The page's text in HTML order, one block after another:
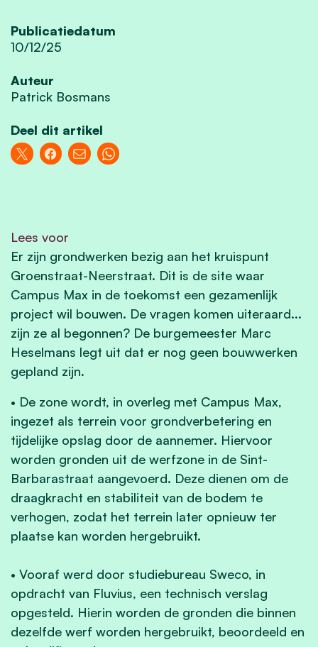
Publicatiedatum
10/12/25
Auteur
Patrick Bosmans
Deel dit artikel
Lees voor
Er zijn grondwerken bezig aan het kruispunt
Groenstraat-Neerstraat. Dit is de site waar
Campus Max in de toekomst een gezamenlijk
project wil bouwen. De vragen komen uiteraard...
zijn ze al begonnen? De burgemeester Marc
Heselmans legt uit dat er nog geen bouwwerken
gepland zijn.
• De zone wordt, in overleg met Campus Max,
ingezet als terrein voor grondverbetering en
tijdelijke opslag door de aannemer. Hiervoor
worden gronden uit de werfzone in de Sint-
Barbarastraat aangevoerd. Deze dienen om de
draagkracht en stabiliteit van de bodem te
verhogen, zodat het terrein later opnieuw ter
plaatse kan worden hergebruikt.
• Vooraf werd door studiebureau Sweco, in
opdracht van Fluvius, een technisch verslag
opgesteld. Hierin worden de gronden die binnen
dezelfde werf worden hergebruikt, beoordeeld en